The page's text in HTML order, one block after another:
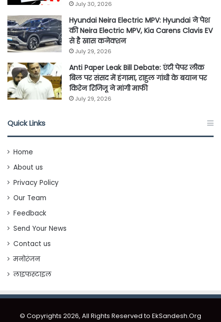
July 30, 2026
Hyundai Neira Electric MPV: Hyundai ने पेश
की Neira Electric MPV, Kia Carens Clavis EV
से है खास कनेक्शन
July 29, 2026
Anti Paper Leak Bill Debate: एंटी पेपर लीक
बिल पर संसद में हंगामा, राहुल गांधी के बयान पर
किरेन रिजिजू ने मांगी माफी
July 29, 2026
Quick Links
Home
About us
Privacy Policy
Our Team
Feedback
Send Your News
Contact us
मनोरंजन
लाइफस्टाइल
© Copyrights 2026, All Rights Reserved to EkSandesh.Org